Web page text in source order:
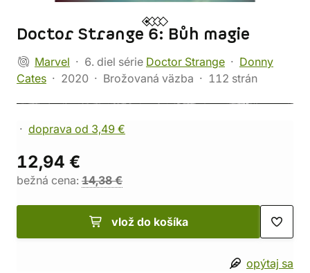
Doctor Strange 6: Bůh magie
Marvel 6. diel série Doctor Strange
Donny
Cates
2020 Brožovaná väzba 112 strán
doprava od 3,49 €
12,94 €
bežná cena: 14,38 €
vlož do košíka
opýtaj sa